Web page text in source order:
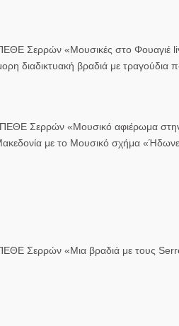
Σερρών «Μουσικές στο Φουαγιέ
διαδικτυακή βραδιά με τραγούδια
Σερρών «Μουσικό αφιέρωμα
με το Μουσικό σχήμα
Σερρών «Μια βραδιά με τους